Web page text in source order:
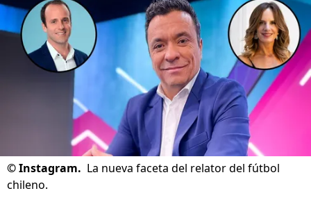
©Instagram. La nueva faceta del relator del fútbol
chileno.